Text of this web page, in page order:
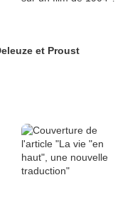
et Proust